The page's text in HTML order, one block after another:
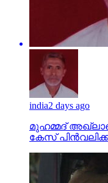
india2 days ago
മുഹമ്മദ്
കേസ്